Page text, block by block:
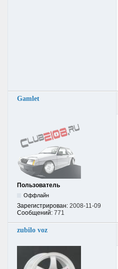
Gamlet
Пользователь
Оффлайн
Зарегистрирован: 2008-11-09
Сообщений: 771
zubilo voz